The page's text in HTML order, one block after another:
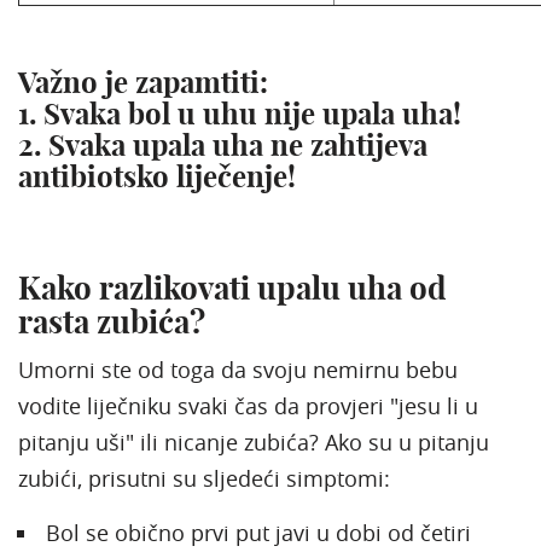
Važno je zapamtiti:
1. Svaka bol u uhu nije upala uha!
2. Svaka upala uha ne zahtijeva
antibiotsko liječenje!
Kako razlikovati upalu uha od
rasta zubića?
Umorni ste od toga da svoju nemirnu bebu
vodite liječniku svaki čas da provjeri "jesu li u
pitanju uši" ili nicanje zubića? Ako su u pitanju
zubići, prisutni su sljedeći simptomi:
Bol se obično prvi put javi u dobi od četiri